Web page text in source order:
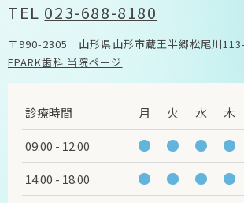
TEL 023-688-8180
〒990-2305 山形県山形市蔵王半郷松尾川
EPARK歯科 当院ページ
診療時間 月 火 水 木
09:00 - 12:00
14:00 - 18:00